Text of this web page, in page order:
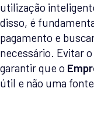
utilização
disso, é
pagamento e
necessário. Evitar
garantir que o
útil e não uma